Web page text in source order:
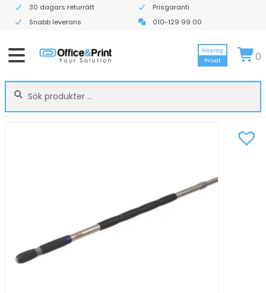
30 dagars returrätt
Prisgaranti
Snabb leverans
010-129 99 00
Sök
efter:
Sök
Företag
Privat
0